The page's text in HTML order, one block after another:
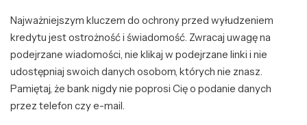
Najważniejszym kluczem do ochrony przed wyłudzeniem
kredytu jest ostrożność i świadomość. Zwracaj uwagę na
podejrzane wiadomości, nie klikaj w podejrzane linki i nie
udostępniaj swoich danych osobom, których nie znasz.
Pamiętaj, że bank nigdy nie poprosi Cię o podanie danych
przez telefon czy e-mail.